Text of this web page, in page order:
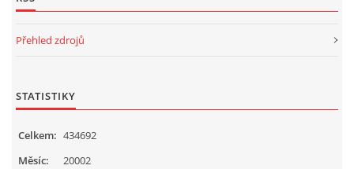
RECENZE NA HRAČKY
VÁNOČNÍ TVOŘENÍ
Přehled zdrojů
STATISTIKY
Celkem: 434692
Měsíc:
20002